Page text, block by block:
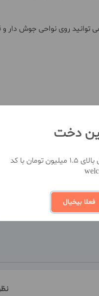
آن در روز استفاده نمایید. از این سرم
بیشتر
دخت
تخفیف 100هزار تومانی برای خرید های بالای 1.5 میلیون تومان با کد
فعلا بیخیال